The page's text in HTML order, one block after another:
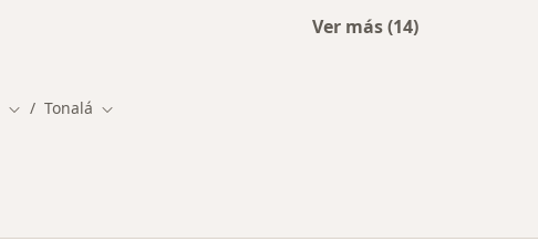
Ver más (14)
Cambiar de ciudad
Tonalá Cambiar de ciudad